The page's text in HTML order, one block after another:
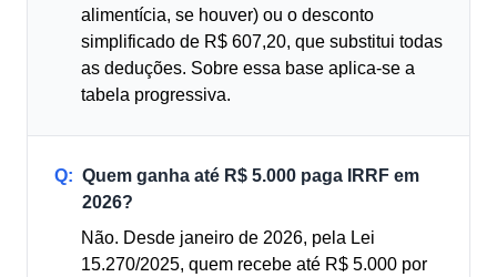
alimentícia, se houver) ou o desconto
simplificado de R$ 607,20, que substitui todas
as deduções. Sobre essa base aplica-se a
tabela progressiva.
Q: Quem ganha até R$ 5.000 paga IRRF em
2026?
Não. Desde janeiro de 2026, pela Lei
15.270/2025, quem recebe até R$ 5.000 por